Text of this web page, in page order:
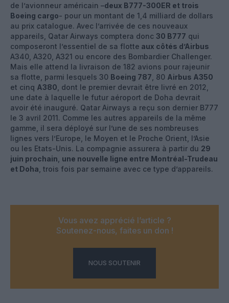
de l’avionneur américain –deux B777-300ER et trois
Boeing cargo- pour un montant de 1,4 milliard de dollars
au prix catalogue. Avec l’arrivée de ces nouveaux
appareils, Qatar Airways comptera donc 30 B777 qui
composeront l’essentiel de sa flotte aux côtés d’Airbus
A340, A320, A321 ou encore des Bombardier Challenger.
Mais elle attend la livraison de 182 avions pour rajeunir
sa flotte, parmi lesquels 30 Boeing 787 , 80 Airbus A350
et cinq A380 , dont le premier devrait être livré en 2012,
une date à laquelle le futur aéroport de Doha devrait
avoir été inauguré. Qatar Airways a reçu son dernier B777
le 3 avril 2011. Comme les autres appareils de la même
gamme, il sera déployé sur l’une de ses nombreuses
lignes vers l’Europe, le Moyen et le Proche Orient, l’Asie
ou les Etats-Unis. La compagnie assurera à partir du 29
juin prochain une nouvelle ligne entre Montréal-Trudeau
et Doha , trois fois par semaine avec ce type d’appareils.
Vous avez apprécié l’article ?
Soutenez-nous, faites un don !
NOUS SOUTENIR